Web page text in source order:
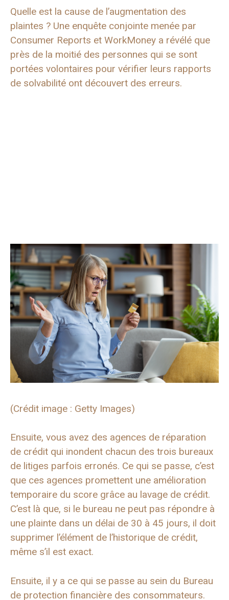
Quelle est la cause de l’augmentation des
plaintes ? Une enquête conjointe menée par
Consumer Reports et WorkMoney a révélé que
près de la moitié des personnes qui se sont
portées volontaires pour vérifier leurs rapports
de solvabilité ont découvert des erreurs.
(Crédit image : Getty Images)
Ensuite, vous avez des agences de réparation
de crédit qui inondent chacun des trois bureaux
de litiges parfois erronés. Ce qui se passe, c’est
que ces agences promettent une amélioration
temporaire du score grâce au lavage de crédit.
C’est là que, si le bureau ne peut pas répondre à
une plainte dans un délai de 30 à 45 jours, il doit
supprimer l’élément de l’historique de crédit,
même s’il est exact.
Ensuite, il y a ce qui se passe au sein du Bureau
de protection financière des consommateurs.